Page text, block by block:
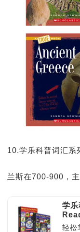
10.学乐科普词汇系
兰斯在700-900，
学
轻松